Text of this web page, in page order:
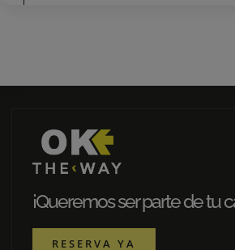
¡Queremos ser parte de tu
RESERVA YA